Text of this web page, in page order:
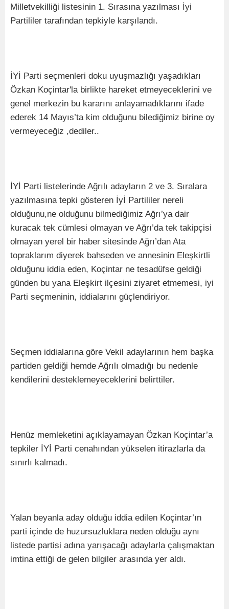
Milletvekilliği listesinin 1. Sırasına yazılması İyi
Partililer tarafından tepkiyle karşılandı.
İYİ Parti seçmenleri doku uyuşmazlığı yaşadıkları
Özkan Koçintar'la birlikte hareket etmeyeceklerini ve
genel merkezin bu kararını anlayamadıklarını ifade
ederek 14 Mayıs’ta kim olduğunu bilediğimiz birine oy
vermeyeceğiz ,dediler..
İYİ Parti listelerinde Ağrılı adayların 2 ve 3. Sıralara
yazılmasına tepki gösteren İyİ Partililer nereli
olduğunu,ne olduğunu bilmediğimiz Ağrı’ya dair
kuracak tek cümlesi olmayan ve Ağrı’da tek takipçisi
olmayan yerel bir haber sitesinde Ağrı’dan Ata
topraklarım diyerek bahseden ve annesinin Eleşkirtli
olduğunu iddia eden, Koçintar ne tesadüfse geldiği
günden bu yana Eleşkirt ilçesini ziyaret etmemesi, iyi
Parti seçmeninin, iddialarını güçlendiriyor.
Seçmen iddialarına göre Vekil adaylarının hem başka
partiden geldiği hemde Ağrılı olmadığı bu nedenle
kendilerini desteklemeyeceklerini belirttiler.
Henüz memleketini açıklayamayan Özkan Koçintar’a
tepkiler İYİ Parti cenahından yükselen itirazlarla da
sınırlı kalmadı.
Yalan beyanla aday olduğu iddia edilen Koçintar’ın
parti içinde de huzursuzluklara neden olduğu aynı
listede partisi adına yarışacağı adaylarla çalışmaktan
imtina ettiği de gelen bilgiler arasında yer aldı.